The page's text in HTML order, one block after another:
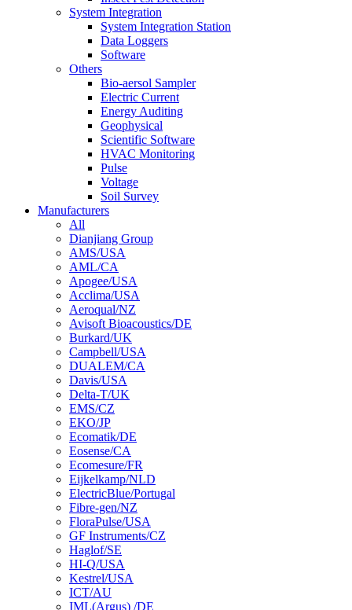
System Integration
System Integration Station
Data Loggers
Software
Others
Bio-aersol Sampler
Electric Current
Energy Auditing
Geophysical
Scientific Software
HVAC Monitoring
Pulse
Voltage
Soil Survey
Manufacturers
All
Dianjiang Group
AMS/USA
AML/CA
Apogee/USA
Acclima/USA
Aeroqual/NZ
Avisoft Bioacoustics/DE
Burkard/UK
Campbell/USA
DUALEM/CA
Davis/USA
Delta-T/UK
EMS/CZ
EKO/JP
Ecomatik/DE
Eosense/CA
Ecomesure/FR
Eijkelkamp/NLD
ElectricBlue/Portugal
Fibre-gen/NZ
FloraPulse/USA
GF Instruments/CZ
Haglof/SE
HI-Q/USA
Kestrel/USA
ICT/AU
IML(Argus) /DE